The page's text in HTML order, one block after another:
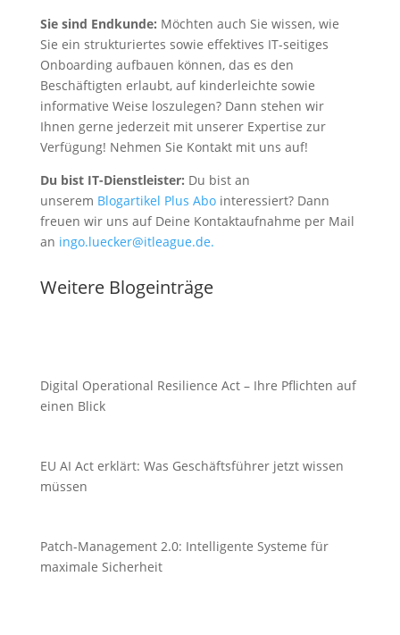
Sie sind Endkunde: Möchten auch Sie wissen, wie
Sie ein strukturiertes sowie effektives IT-seitiges
Onboarding aufbauen können, das es den
Beschäftigten erlaubt, auf kinderleichte sowie
informative Weise loszulegen? Dann stehen wir
Ihnen gerne jederzeit mit unserer Expertise zur
Verfügung! Nehmen Sie Kontakt mit uns auf!
Du bist IT-Dienstleister: Du bist an
unserem Blogartikel Plus Abointeressiert? Dann
freuen wir uns auf Deine Kontaktaufnahme per Mail
an ingo.luecker@itleague.de.
Weitere Blogeinträge
Digital Operational Resilience Act – Ihre Pflichten auf
einen Blick
EU AI Act erklärt: Was Geschäftsführer jetzt wissen
müssen
Patch-Management 2.0: Intelligente Systeme für
maximale Sicherheit